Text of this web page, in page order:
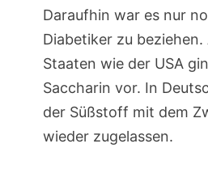
Daraufhin war es nur
Diabetiker zu
Staaten wie der USA
Saccharin vor. In
der Süßstoff mit dem
wieder zugelassen.